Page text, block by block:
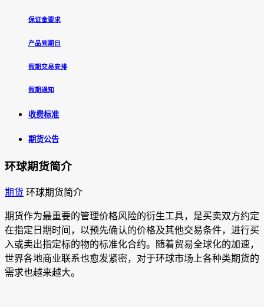
保证金要求
产品到期日
假期交易安排
假期通知
收费标准
期货公告
环球期货简介
期货 环球期货简介
期货作为最重要的管理价格风险的衍生工具，是买卖双方约定
在指定日期时间，以预先确认的价格及其他交易条件，进行买
入或卖出指定标的物的标准化合约。随着贸易全球化的加速，
世界各地商业联系也愈发紧密，对于环球市场上各种类期货的
需求也越来越大。